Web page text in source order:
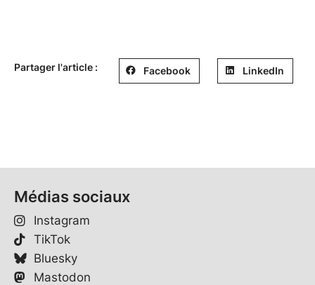
Partager l'article : Facebook LinkedIn
Médias sociaux
Instagram
TikTok
Bluesky
Mastodon